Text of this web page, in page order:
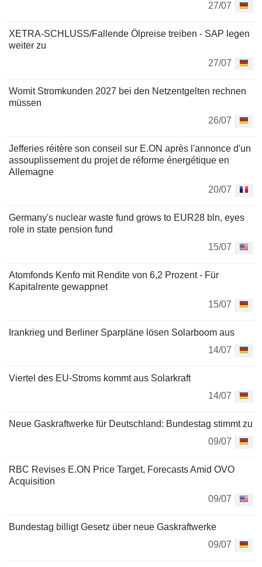
27/07
XETRA-SCHLUSS/Fallende Ölpreise treiben - SAP legen
weiter zu
27/07
Womit Stromkunden 2027 bei den Netzentgelten rechnen
müssen
26/07
Jefferies réitère son conseil sur E.ON après l'annonce d'un
assouplissement du projet de réforme énergétique en
Allemagne
20/07
Germany's nuclear waste fund grows to EUR28 bln, eyes
role in state pension fund
15/07
Atomfonds Kenfo mit Rendite von 6,2 Prozent - Für
Kapitalrente gewappnet
15/07
Irankrieg und Berliner Sparpläne lösen Solarboom aus
14/07
Viertel des EU-Stroms kommt aus Solarkraft
14/07
Neue Gaskraftwerke für Deutschland: Bundestag stimmt zu
09/07
RBC Revises E.ON Price Target, Forecasts Amid OVO
Acquisition
09/07
Bundestag billigt Gesetz über neue Gaskraftwerke
09/07